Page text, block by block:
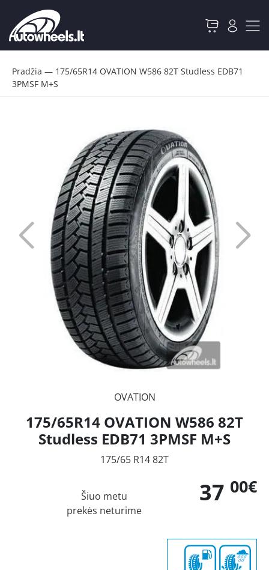
Pradžia — 175/65R14 OVATION W586 82T Studless EDB71
3PMSF M+S
OVATION
175/65R14 OVATION W586 82T
Studless EDB71 3PMSF M+S
175/65 R14 82T
37 00€
Šiuo metu
prekės neturime